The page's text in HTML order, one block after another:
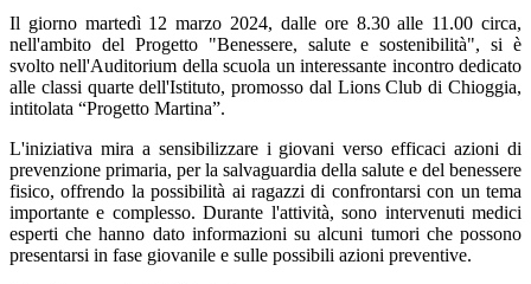
Il giorno martedì 12 marzo 2024, dalle ore 8.30 alle 11.00 circa,
nell'ambito del Progetto "Benessere, salute e sostenibilità", si è
svolto nell'Auditorium della scuola un interessante incontro dedicato
alle classi quarte dell'Istituto, promosso dal Lions Club di Chioggia,
intitolata “Progetto Martina”.
L'iniziativa mira a sensibilizzare i giovani verso efficaci azioni di
prevenzione primaria, per la salvaguardia della salute e del benessere
fisico, offrendo la possibilità ai ragazzi di confrontarsi con un tema
importante e complesso. Durante l'attività, sono intervenuti medici
esperti che hanno dato informazioni su alcuni tumori che possono
presentarsi in fase giovanile e sulle possibili azioni preventive.